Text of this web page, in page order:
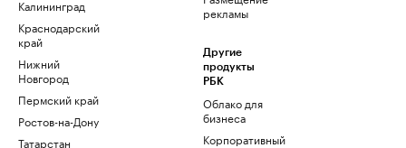
Калининград
Краснодарский
край
Нижний
Новгород
Пермский край
Ростов-на-Дону
Татарстан
рекламы
Другие
продукты
РБК
Облако для
бизнеса
Корпоративный